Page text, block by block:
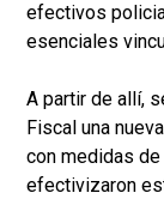
efectivos
esenciales
A partir de allí,
Fiscal una
con medidas
efectivizaron